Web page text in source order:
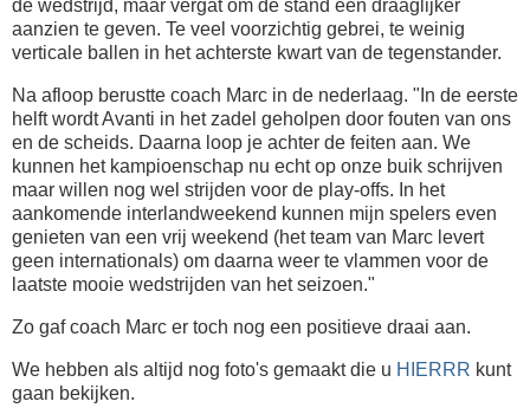
de wedstrijd, maar vergat om de stand een draaglijker
aanzien te geven. Te veel voorzichtig gebrei, te weinig
verticale ballen in het achterste kwart van de tegenstander.
Na afloop berustte coach Marc in de nederlaag. "In de eerste
helft wordt Avanti in het zadel geholpen door fouten van ons
en de scheids. Daarna loop je achter de feiten aan. We
kunnen het kampioenschap nu echt op onze buik schrijven
maar willen nog wel strijden voor de play-offs. In het
aankomende interlandweekend kunnen mijn spelers even
genieten van een vrij weekend (het team van Marc levert
geen internationals) om daarna weer te vlammen voor de
laatste mooie wedstrijden van het seizoen."
Zo gaf coach Marc er toch nog een positieve draai aan.
We hebben als altijd nog foto's gemaakt die u HIERRR kunt
gaan bekijken.